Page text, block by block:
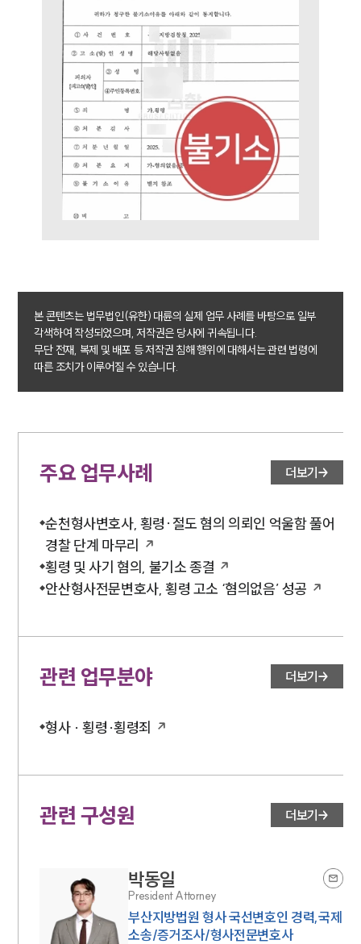
법률지식인
형사소송·상담후기
업무분야
형사그룹 업무
전체
구성원 소개
형사전문변호사
언론보도
공지사항
법률 블로그
법률서식
뉴스레터/브로슈어
세미나
대륜법률상담예약
본 콘텐츠는 법무법인(유한) 대륜의 실제 업무 사례를 바탕으로 일부
각색하여 작성되었으며, 저작권은 당사에 귀속됩니다.
무단 전재, 복제 및 배포 등 저작권 침해 행위에 대해서는 관련 법령에
따른 조치가 이루어질 수 있습니다.
주요 업무사례 더보기
순천형사변호사, 횡령∙절도 혐의 의뢰인 억울함 풀어
경찰 단계 마무리
횡령 및 사기 혐의, 불기소 종결
안산형사전문변호사, 횡령 고소 ‘혐의없음’ 성공
관련 업무분야 더보기
형사 · 횡령·횡령죄
관련 구성원 더보기
박동일
President Attorney
부산지방법원 형사 국선변호인 경력,국제
소송/증거조사/형사전문변호사